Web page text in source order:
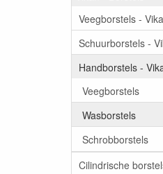
Veegborstels -
Schuurborstels -
Handborstels -
Veegborstels
Wasborstels
Schrobborstels
Cilindrische